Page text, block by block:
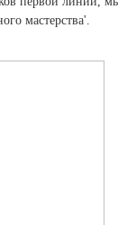
мастерства'.